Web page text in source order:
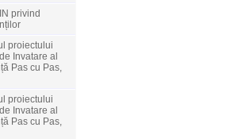
privind
proiectului
Invatare al
Pas cu Pas,
proiectului
Invatare al
Pas cu Pas,